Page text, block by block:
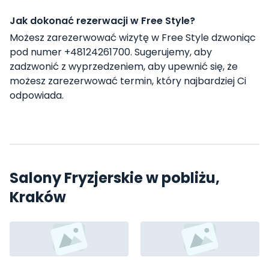
Jak dokonać rezerwacji w Free Style?
Możesz zarezerwować wizytę w Free Style dzwoniąc
pod numer +48124261700. Sugerujemy, aby
zadzwonić z wyprzedzeniem, aby upewnić się, że
możesz zarezerwować termin, który najbardziej Ci
odpowiada.
Salony Fryzjerskie w pobliżu,
Kraków